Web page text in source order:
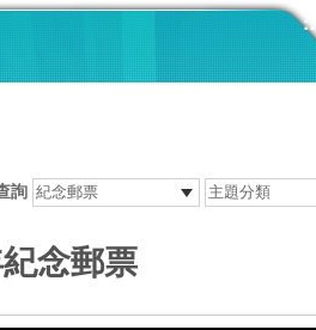
:::
詢
念郵票